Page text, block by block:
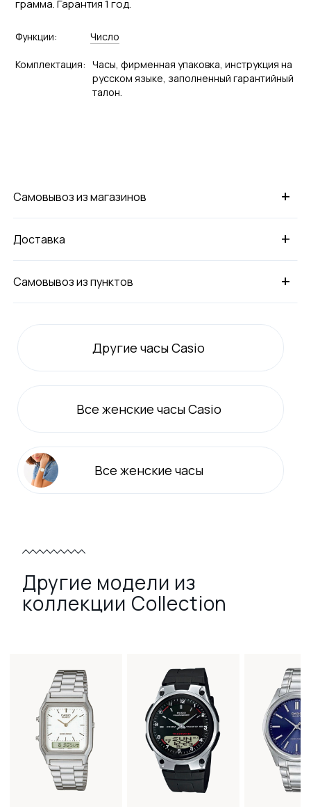
грамма. Гарантия 1 год.
Функции: Число
Комплектация: Часы, фирменная упаковка, инструкция на
русском языке, заполненный гарантийный
талон.
+
Самовывоз из магазинов
+
Доставка
+
Самовывоз из пунктов
Другие часы Casio
Все женские часы Casio
Все женские часы
Другие модели из
коллекции Collection